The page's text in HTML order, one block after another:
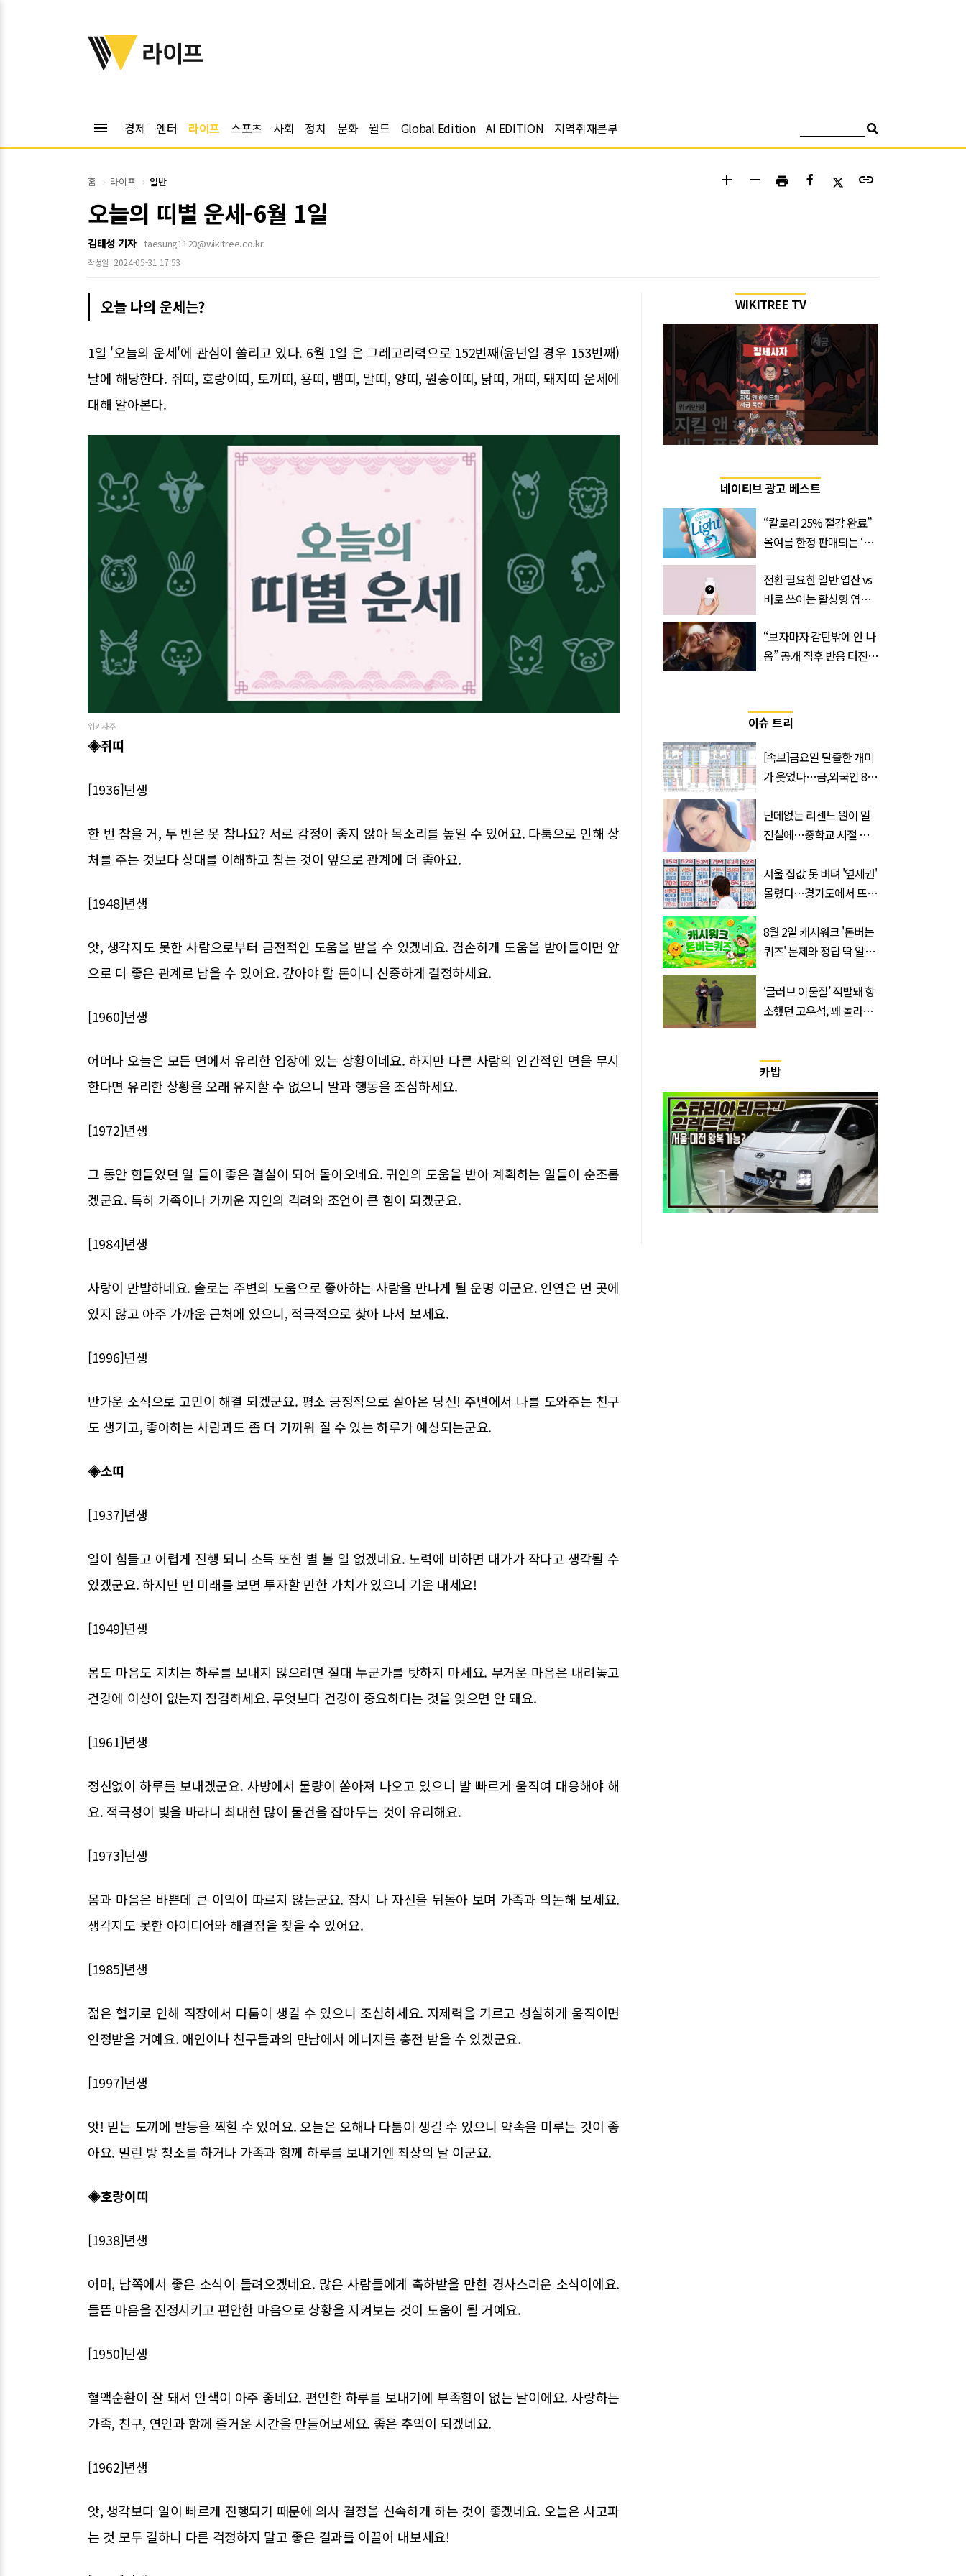
위키트리
라이프
menu 경제 엔터 라이프 스포츠 사회 정치 문화 월드 Global Edition AI EDITION 지역취재본부
홈 라이프 일반 add remove print link
오늘의 띠별 운세-6월 1일
김태성 기자 taesung1120@wikitree.co.kr
작성일 2024-05-31 17:53
오늘 나의 운세는?
1일 '오늘의 운세'에 관심이 쏠리고 있다. 6월 1일 은 그레고리력으로 152번째(윤년일 경우 153번째)
날에 해당한다. 쥐띠, 호랑이띠, 토끼띠, 용띠, 뱀띠, 말띠, 양띠, 원숭이띠, 닭띠, 개띠, 돼지띠 운세에
대해 알아본다.
위키사주
◈쥐띠
[1936]년생
한 번 참을 거, 두 번은 못 참나요? 서로 감정이 좋지 않아 목소리를 높일 수 있어요. 다툼으로 인해 상
처를 주는 것보다 상대를 이해하고 참는 것이 앞으로 관계에 더 좋아요.
[1948]년생
앗, 생각지도 못한 사람으로부터 금전적인 도움을 받을 수 있겠네요. 겸손하게 도움을 받아들이면 앞
으로 더 좋은 관계로 남을 수 있어요. 갚아야 할 돈이니 신중하게 결정하세요.
[1960]년생
어머나 오늘은 모든 면에서 유리한 입장에 있는 상황이네요. 하지만 다른 사람의 인간적인 면을 무시
한다면 유리한 상황을 오래 유지할 수 없으니 말과 행동을 조심하세요.
[1972]년생
그 동안 힘들었던 일 들이 좋은 결실이 되어 돌아오네요. 귀인의 도움을 받아 계획하는 일들이 순조롭
겠군요. 특히 가족이나 가까운 지인의 격려와 조언이 큰 힘이 되겠군요.
[1984]년생
사랑이 만발하네요. 솔로는 주변의 도움으로 좋아하는 사람을 만나게 될 운명 이군요. 인연은 먼 곳에
있지 않고 아주 가까운 근처에 있으니, 적극적으로 찾아 나서 보세요.
[1996]년생
반가운 소식으로 고민이 해결 되겠군요. 평소 긍정적으로 살아온 당신! 주변에서 나를 도와주는 친구
도 생기고, 좋아하는 사람과도 좀 더 가까워 질 수 있는 하루가 예상되는군요.
◈소띠
[1937]년생
일이 힘들고 어렵게 진행 되니 소득 또한 별 볼 일 없겠네요. 노력에 비하면 대가가 작다고 생각될 수
있겠군요. 하지만 먼 미래를 보면 투자할 만한 가치가 있으니 기운 내세요!
[1949]년생
몸도 마음도 지치는 하루를 보내지 않으려면 절대 누군가를 탓하지 마세요. 무거운 마음은 내려놓고
건강에 이상이 없는지 점검하세요. 무엇보다 건강이 중요하다는 것을 잊으면 안 돼요.
[1961]년생
정신없이 하루를 보내겠군요. 사방에서 물량이 쏟아져 나오고 있으니 발 빠르게 움직여 대응해야 해
요. 적극성이 빛을 바라니 최대한 많이 물건을 잡아두는 것이 유리해요.
[1973]년생
몸과 마음은 바쁜데 큰 이익이 따르지 않는군요. 잠시 나 자신을 뒤돌아 보며 가족과 의논해 보세요.
생각지도 못한 아이디어와 해결점을 찾을 수 있어요.
[1985]년생
젊은 혈기로 인해 직장에서 다툼이 생길 수 있으니 조심하세요. 자제력을 기르고 성실하게 움직이면
인정받을 거예요. 애인이나 친구들과의 만남에서 에너지를 충전 받을 수 있겠군요.
[1997]년생
앗! 믿는 도끼에 발등을 찍힐 수 있어요. 오늘은 오해나 다툼이 생길 수 있으니 약속을 미루는 것이 좋
아요. 밀린 방 청소를 하거나 가족과 함께 하루를 보내기엔 최상의 날 이군요.
◈호랑이띠
[1938]년생
어머, 남쪽에서 좋은 소식이 들려오겠네요. 많은 사람들에게 축하받을 만한 경사스러운 소식이에요.
들뜬 마음을 진정시키고 편안한 마음으로 상황을 지켜보는 것이 도움이 될 거예요.
[1950]년생
혈액순환이 잘 돼서 안색이 아주 좋네요. 편안한 하루를 보내기에 부족함이 없는 날이에요. 사랑하는
가족, 친구, 연인과 함께 즐거운 시간을 만들어보세요. 좋은 추억이 되겠네요.
[1962]년생
앗, 생각보다 일이 빠르게 진행되기 때문에 의사 결정을 신속하게 하는 것이 좋겠네요. 오늘은 사고파
는 것 모두 길하니 다른 걱정하지 말고 좋은 결과를 이끌어 내보세요!
WIKITREE TV
네이티브 광고 베스트
“칼로리 25% 절감 완료”
올여름 한정 판매되는 ‘최
전환 필요한 일반 엽산 vs
바로 쓰이는 활성형 엽
‘Quatrefolic®’ 주목
“보자마자 감탄밖에 안 나
옴” 공개 직후 반응 터진
이슈 트리
[속보]금요일 탈출한 개미
가 웃었다…금,외국인 8조
하이닉스 '와르르'
난데없는 리센느 원이 일
진설에…중학교 시절 담
서울 집값 못 버텨 '옆세권'
몰렸다…경기도에서 뜨는
8월 2일 캐시워크 '돈버는
퀴즈' 문제와 정답 딱 알려
‘글러브 이물질’ 적발돼 항
소했던 고우석, 꽤 놀라운
카밥